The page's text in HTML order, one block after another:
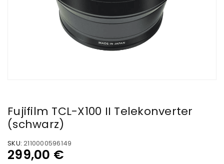
Fujifilm TCL-X100 II Telekonverter
(schwarz)
SKU: 2110000596149
299,00 €